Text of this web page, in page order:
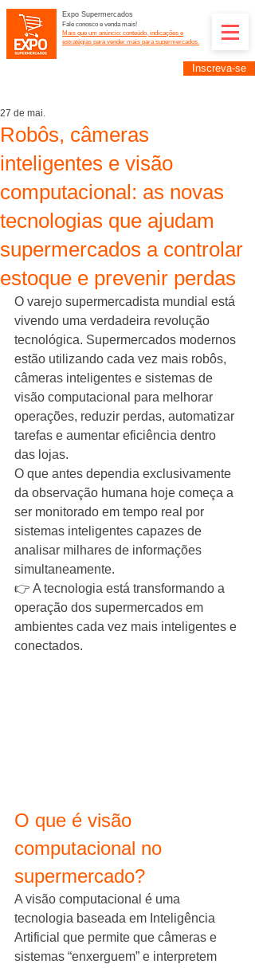
Expo Supermercados
Fale conosco e venda mais!
Mais que um anúncio: conteúdo, indicações e
estratégias para vender mais para supermercados.
Inscreva-se
Robôs, câmeras
inteligentes e visão
computacional: as novas
tecnologias que ajudam
supermercados a controlar
estoque e prevenir perdas
27 de mai.
O varejo supermercadista mundial está
vivendo uma verdadeira revolução
tecnológica. Supermercados modernos
estão utilizando cada vez mais robôs,
câmeras inteligentes e sistemas de
visão computacional para melhorar
operações, reduzir perdas, automatizar
tarefas e aumentar eficiência dentro
das lojas.
O que antes dependia exclusivamente
da observação humana hoje começa a
ser monitorado em tempo real por
sistemas inteligentes capazes de
analisar milhares de informações
simultaneamente.
👉 A tecnologia está transformando a
operação dos supermercados em
ambientes cada vez mais inteligentes e
conectados.
O que é visão
computacional no
supermercado?
A visão computacional é uma
tecnologia baseada em Inteligência
Artificial que permite que câmeras e
sistemas “enxerguem” e interpretem